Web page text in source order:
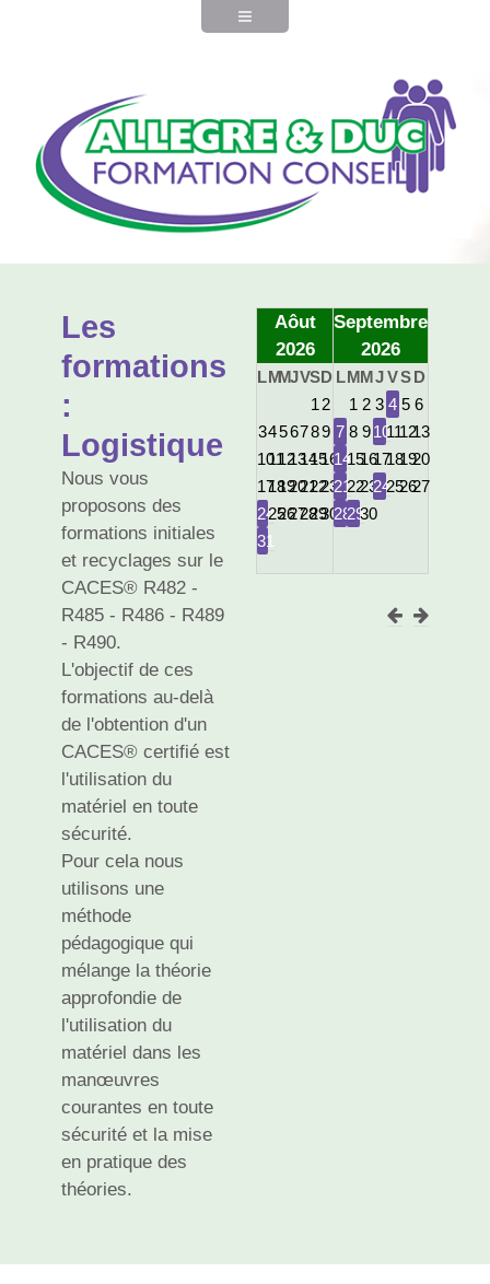
Les
formations
:
Logistique
Nous vous
proposons des
formations initiales
et recyclages sur le
CACES® R482 -
R485 - R486 - R489
- R490.
L'objectif de ces
formations au-delà
de l'obtention d'un
CACES® certifié est
l'utilisation du
matériel en toute
sécurité.
Pour cela nous
utilisons une
méthode
pédagogique qui
mélange la théorie
approfondie de
l'utilisation du
matériel dans les
manœuvres
courantes en toute
sécurité et la mise
en pratique des
théories.
Aôut
2026
LMMJVSD
1 2
3456789
10111213141516
17181920212223
24252627282930
31
Septembre
2026
LMMJVSD
1 2 3 4 5 6
7 8 910111213
14151617181920
21222324252627
282930